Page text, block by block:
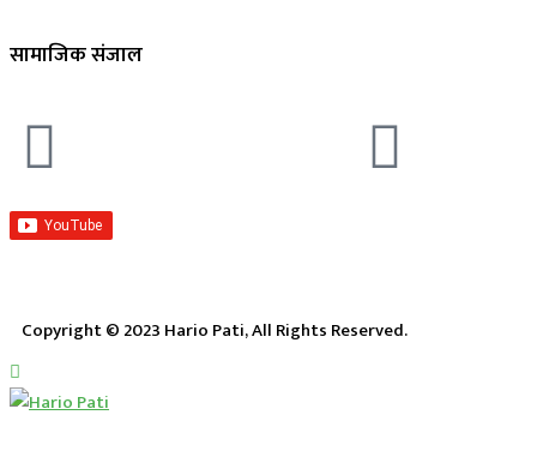
सामाजिक संजाल
Copyright © 2023 Hario Pati, All Rights Reserved.